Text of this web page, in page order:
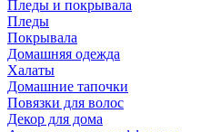
Пледы и покрывала
Пледы
Покрывала
Домашняя одежда
Халаты
Домашние тапочки
Повязки для волос
Декор для дома